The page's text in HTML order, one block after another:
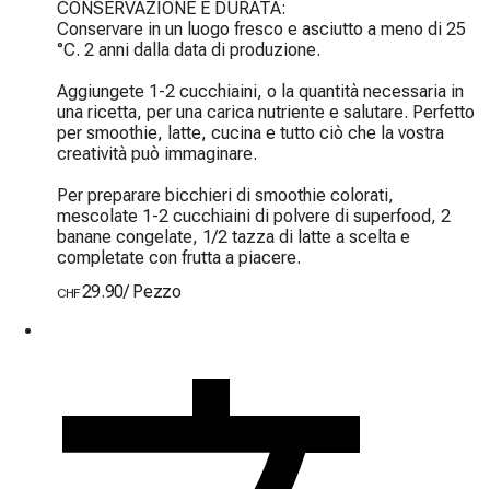
CONSERVAZIONE E DURATA:
Conservare in un luogo fresco e asciutto a meno di 25
°C. 2 anni dalla data di produzione.
Aggiungete 1-2 cucchiaini, o la quantità necessaria in
una ricetta, per una carica nutriente e salutare. Perfetto
per smoothie, latte, cucina e tutto ciò che la vostra
creatività può immaginare.
Per preparare bicchieri di smoothie colorati,
mescolate 1-2 cucchiaini di polvere di superfood, 2
banane congelate, 1/2 tazza di latte a scelta e
completate con frutta a piacere.
CHF29.90/ Pezzo